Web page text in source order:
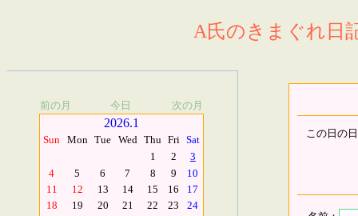
A氏のきまぐれ日
前の月 今日 次の月
2026.1
Sun Mon Tue Wed Thu Fri Sat
1
2
3
4
5 6 7 8 9
10
11
12 13 14 15 16
17
18
19 20 21 22 23
24
この日の